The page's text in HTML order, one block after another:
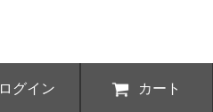
ログイン カート